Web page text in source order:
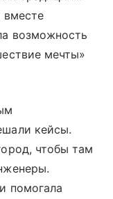
вместе
возможность
мечты»
кейсы.
чтобы там
помогала